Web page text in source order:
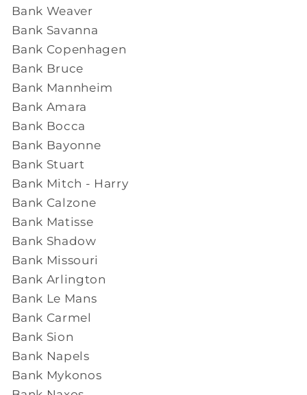
Bank Weaver
Bank Savanna
Bank Copenhagen
Bank Bruce
Bank Mannheim
Bank Amara
Bank Bocca
Bank Bayonne
Bank Stuart
Bank Mitch - Harry
Bank Calzone
Bank Matisse
Bank Shadow
Bank Missouri
Bank Arlington
Bank Le Mans
Bank Carmel
Bank Sion
Bank Napels
Bank Mykonos